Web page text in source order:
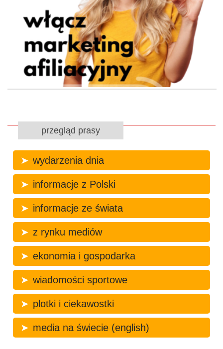
przegląd prasy
wydarzenia dnia
informacje z Polski
informacje ze świata
z rynku mediów
ekonomia i gospodarka
wiadomości sportowe
plotki i ciekawostki
media na świecie (english)